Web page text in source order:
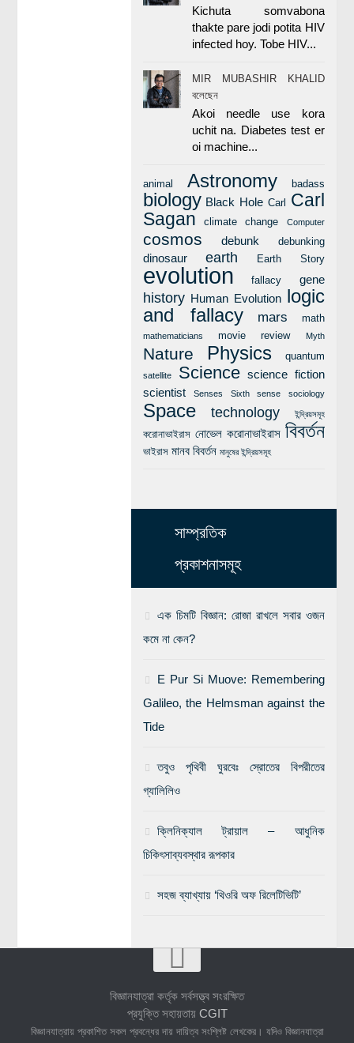
Kichuta somvabona
thakte pare jodi potita HIV
infected hoy. Tobe HIV...
MIR MUBASHIR KHALID
বলেছেন
Akoi needle use kora
uchit na. Diabetes test er
oi machine...
animal Astronomy badass
biology Black Hole Carl
Carl
Sagan
climate change Computer
cosmos debunk debunking
dinosaur earth Earth Story
evolution fallacy gene
history Human Evolution
logic
and fallacy
mars math
mathematicians movie review Myth
Nature Physics quantum
satellite Science science fiction
scientist
Senses Sixth sense sociology
Space technology ইন্দ্রিয়সমূহ
করোনাভাইরাস নোভেল করোনাভাইরাস বিবর্তন
ভাইরাস মানব বিবর্তন মানুষের ইন্দ্রিয়সমূহ
সাম্প্রতিক
প্রকাশনাসমূহ
এক চিমটি বিজ্ঞান: রোজা রাখলে সবার ওজন
কমে না কেন?
E Pur Si Muove: Remembering
Galileo, the Helmsman against the
Tide
তবুও পৃথিবী ঘুরবেঃ স্রোতের বিপরীতের
গ্যালিলিও
ক্লিনিক্যাল ট্রায়াল – আধুনিক
চিকিৎসাব্যবস্থার রূপকার
সহজ ব্যাখ্যায় ‘থিওরি অফ রিলেটিভিটি’
বিজ্ঞানযাত্রা কর্তৃক সর্বসত্ত্ব সংরক্ষিত
প্রযুক্তি সহায়তায় CGIT
বিজ্ঞানযাত্রায় প্রকাশিত সকল প্রবন্ধের দায় দায়িত্ব সংশ্লিষ্ট লেখকের। যদিও বিজ্ঞানযাত্রা